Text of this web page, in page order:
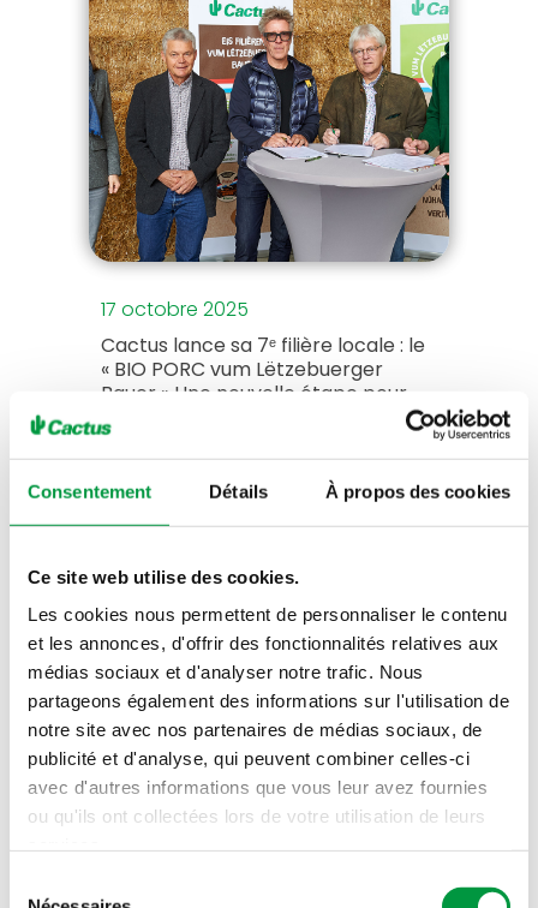
Consentement Détails À propos des cookies
Ce site web utilise des cookies.
Les cookies nous permettent de personnaliser le contenu
et les annonces, d'offrir des fonctionnalités relatives aux
médias sociaux et d'analyser notre trafic. Nous
partageons également des informations sur l'utilisation de
notre site avec nos partenaires de médias sociaux, de
publicité et d'analyse, qui peuvent combiner celles-ci
avec d'autres informations que vous leur avez fournies
ou qu'ils ont collectées lors de votre utilisation de leurs
17 octobre 2025
Cactus lance sa 7ᵉ filière locale : le
« BIO PORC vum Lëtzebuerger
Bauer » Une nouvelle étape pour
une production 100 %
luxembourgeoise, durable et
respectueuse du vivant.